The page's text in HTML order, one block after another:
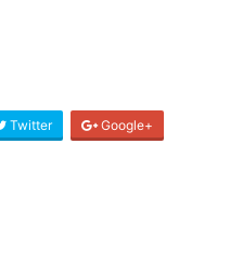
Twitter Google+